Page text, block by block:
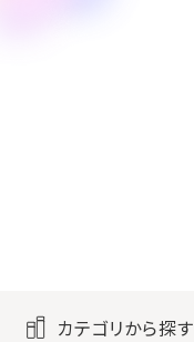
カテゴリから探す